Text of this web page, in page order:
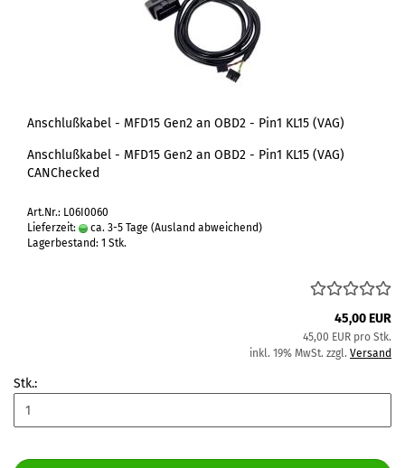
Anschlußkabel - MFD15 Gen2 an OBD2 - Pin1 KL15 (VAG)
Anschlußkabel - MFD15 Gen2 an OBD2 - Pin1 KL15 (VAG)
CANChecked
Art.Nr.: L06I0060
Lieferzeit:
ca. 3-5 Tage (Ausland abweichend)
Lagerbestand: 1 Stk.
45,00 EUR
45,00 EUR pro Stk.
inkl. 19% MwSt. zzgl. Versand
Stk.: